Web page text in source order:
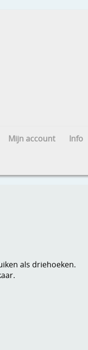
Mijn account Info
als driehoeken.